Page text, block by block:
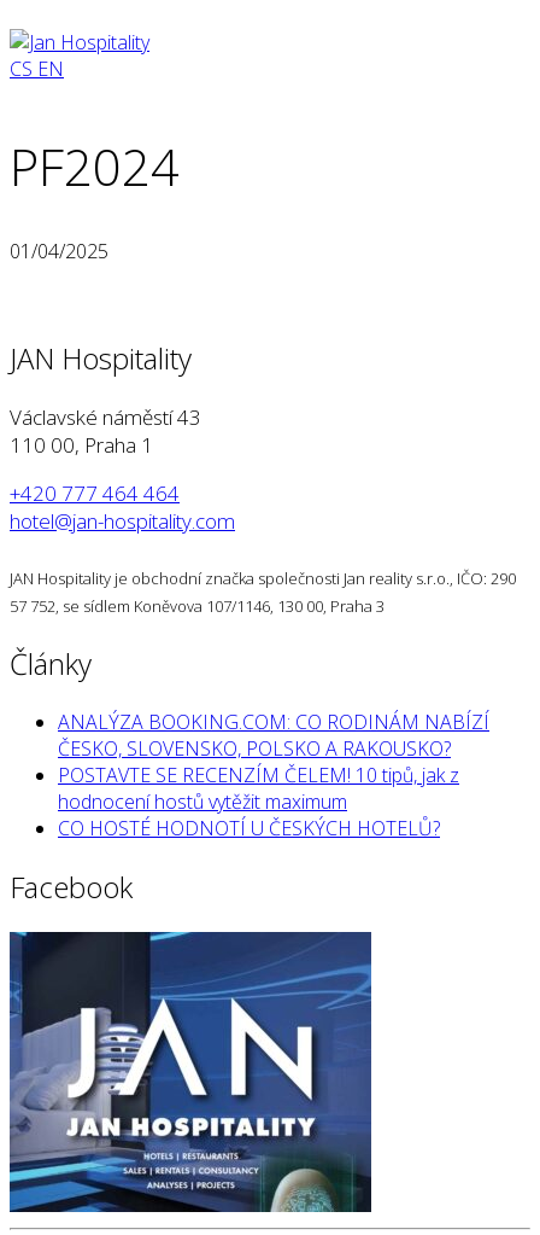
CS EN
PF2024
01/04/2025
JAN Hospitality
Václavské náměstí 43
110 00, Praha 1
+420 777 464 464
hotel@jan-hospitality.com
JAN Hospitality je obchodní značka společnosti Jan reality s.r.o., IČO: 290
57 752, se sídlem Koněvova 107/1146, 130 00, Praha 3
Články
ANALÝZA BOOKING.COM: CO RODINÁM NABÍZÍ
ČESKO, SLOVENSKO, POLSKO A RAKOUSKO?
POSTAVTE SE RECENZÍM ČELEM! 10 tipů, jak z
hodnocení hostů vytěžit maximum
CO HOSTÉ HODNOTÍ U ČESKÝCH HOTELŮ?
Facebook